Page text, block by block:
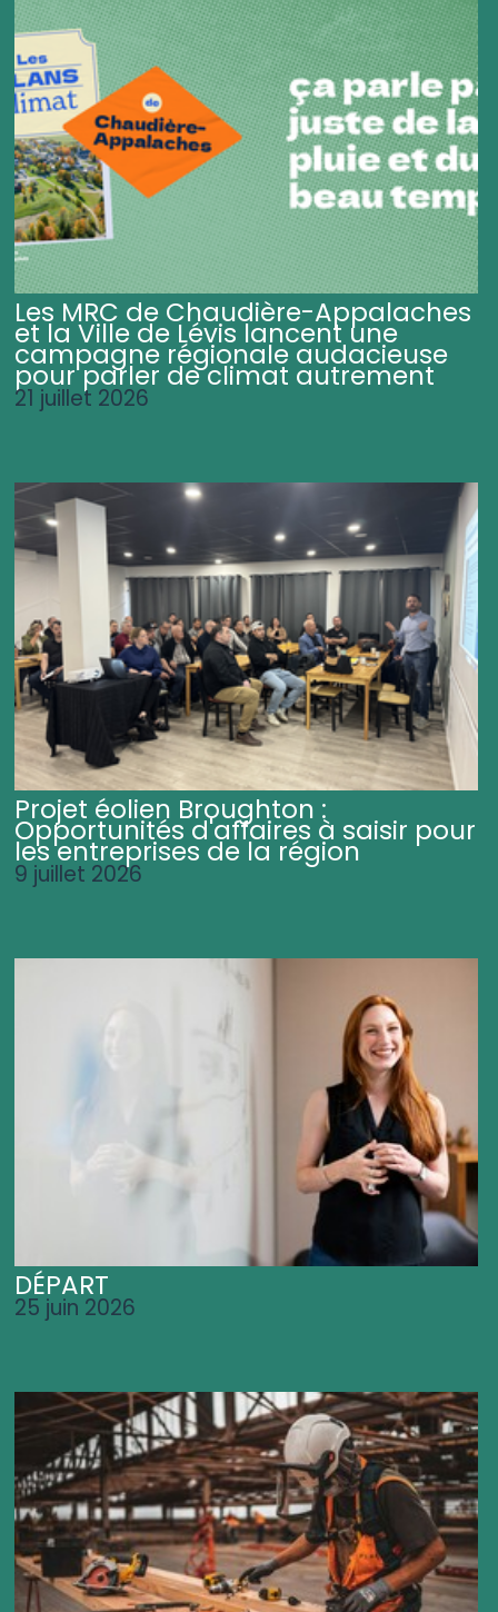
Les MRC de Chaudière-Appalaches
et la Ville de Lévis lancent une
campagne régionale audacieuse
pour parler de climat autrement
21 juillet 2026
Projet éolien Broughton :
Opportunités d'affaires à saisir pour
les entreprises de la région
9 juillet 2026
DÉPART
25 juin 2026